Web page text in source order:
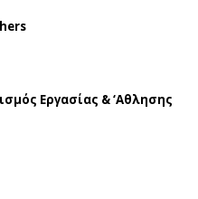
Εργασίας & ‘Aθλησης